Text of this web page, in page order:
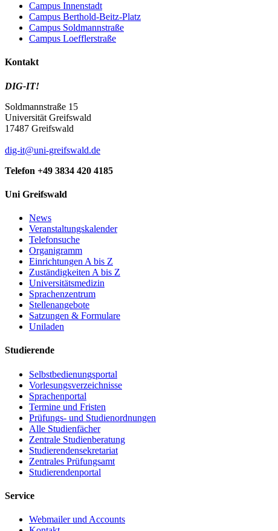
Campus Innenstadt
Campus Berthold-Beitz-Platz
Campus Soldmannstraße
Campus Loefflerstraße
Kontakt
DIG-IT!
Soldmannstraße 15
Universität Greifswald
17487 Greifswald
dig-it@uni-greifswald.de
Telefon +49 3834 420 4185
Uni Greifswald
News
Veranstaltungskalender
Telefonsuche
Organigramm
Einrichtungen A bis Z
Zuständigkeiten A bis Z
Universitätsmedizin
Sprachenzentrum
Stellenangebote
Satzungen & Formulare
Uniladen
Studierende
Selbstbedienungsportal
Vorlesungsverzeichnisse
Sprachenportal
Termine und Fristen
Prüfungs- und Studienordnungen
Alle Studienfächer
Zentrale Studienberatung
Studierendensekretariat
Zentrales Prüfungsamt
Studierendenportal
Service
Webmailer und Accounts